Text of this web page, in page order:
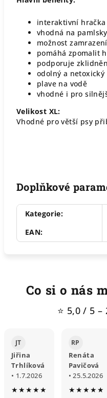
interaktivní
vhodná na
možnost
pomáhá zpomalit
podporuje
odolný a netoxický
plave na vodě
vhodné i pro
Velikost XL:
Vhodné pro větší psy
Doplňkové
Kategorie:
EAN:
Co si o nás
⭐ 5,0 / 5
JT
Jiřina
Trhlíková
• 1.7.2026
★★★★★
RP
Renáta
Pavičová
• 25.5.2026
★★★★★